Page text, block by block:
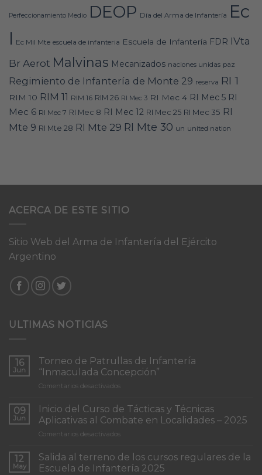
Perfeccionamiento Medio DEOP Día del Arma de Infantería Ec
I Ec Mil Mte escuela de infanteria Escuela de Infantería FDR IVta
Br Aerot Malvinas Mecanizados naciones unidas paz
Regimiento de Infantería de Monte 29 reserva RI 1
RIM 10 RIM 11 RIM 16 RIM 26 RI Mec 3 RI Mec 4 RI Mec 5 RI
Mec 6 RI Mec 7 RI Mec 8 RI Mec 12 RI Mec 25 RI Mec 35 RI
Mte 9 RI Mte 28 RI Mte 29 RI Mte 30 un united nation
ACERCA DE ESTE SITIO
Sitio Web del Arma de Infantería del Ejército
Argentino
ULTIMAS NOTICIAS
16
Jun
Torneo de Patrullas de Infantería
“Inmaculada Concepción”
Comentarios desactivados
Patrullas
de
Infantería
Concepción”
09
Jun
Inicio del Curso de Tácticas y Técnicas
Aplicativas al Combate en Localidades – 2025
Comentarios desactivados
del
Curso
de
12
May
Salida al terreno de los cursos regulares de la
Escuela de Infantería 2025